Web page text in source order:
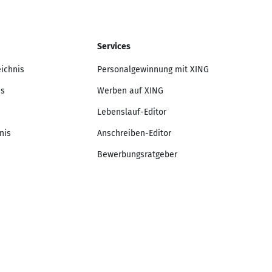
Services
Personalgewinnung mit XING
Werben auf XING
Lebenslauf-Editor
Anschreiben-Editor
Bewerbungsratgeber